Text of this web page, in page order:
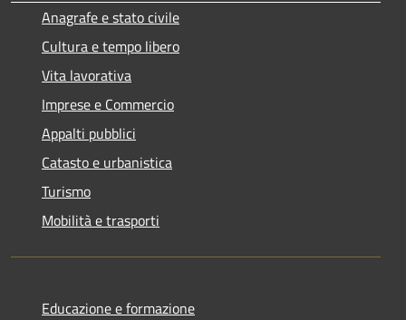
Anagrafe e stato civile
Cultura e tempo libero
Vita lavorativa
Imprese e Commercio
Appalti pubblici
Catasto e urbanistica
Turismo
Mobilità e trasporti
Educazione e formazione